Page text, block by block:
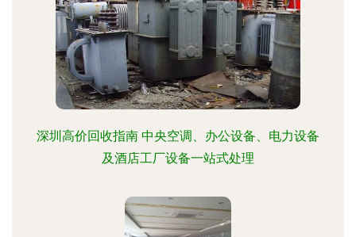
深圳高价回收指南 中央空调、办公设备、电力设备
及酒店工厂设备一站式处理